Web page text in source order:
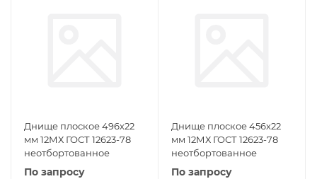
Днище плоское 496х22
мм 12МХ ГОСТ 12623-78
неотбортованное
По запросу
Днище плоское 456х22
мм 12МХ ГОСТ 12623-78
неотбортованное
По запросу